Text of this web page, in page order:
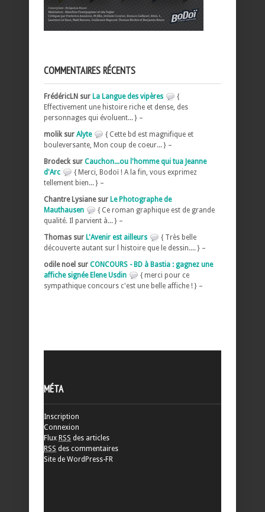
COMMENTAIRES RÉCENTS
FrédéricLN sur La Langue des vipères
{
Effectivement une histoire riche et dense, des
personnages qui évoluent... } –
molik sur Alyte
{ Cette bd est magnifique et
bouleversante, Mon coup de coeur... } –
Brodeck sur Cauchon...ou l'homme qui tua Jeanne
d'Arc
{ Merci, Bodoï ! A la fin, vous exprimez
tellement bien... } –
Chantre Lysiane sur Le Photographe de
Mauthausen
{ Ce roman graphique est de grande
qualité. Il parvient à... } –
Thomas sur L'Avenir est ailleurs
{ Très belle
découverte autant sur l histoire que le dessin.... } –
odile noel sur CONCOURS - BD à Bastia : gagnez une
affiche signée Elene Usdin
{ merci pour ce
sympathique concours c'est une belle affiche ! } –
MÉTA
Inscription
Connexion
Flux RSS des articles
RSS des commentaires
Site de WordPress-FR